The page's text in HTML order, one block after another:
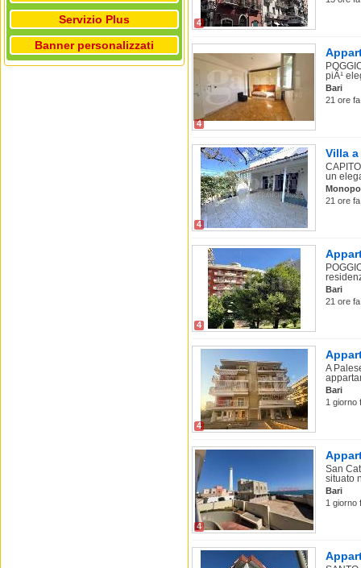
Servizio Plus
Banner personalizzati
4
4
piÃ¹
Bari
21 ore
4
Villa
un
21 ore
4
Bari
21 ore
4
A
Bari
1 giorno
4
San
situato
Bari
1 giorno